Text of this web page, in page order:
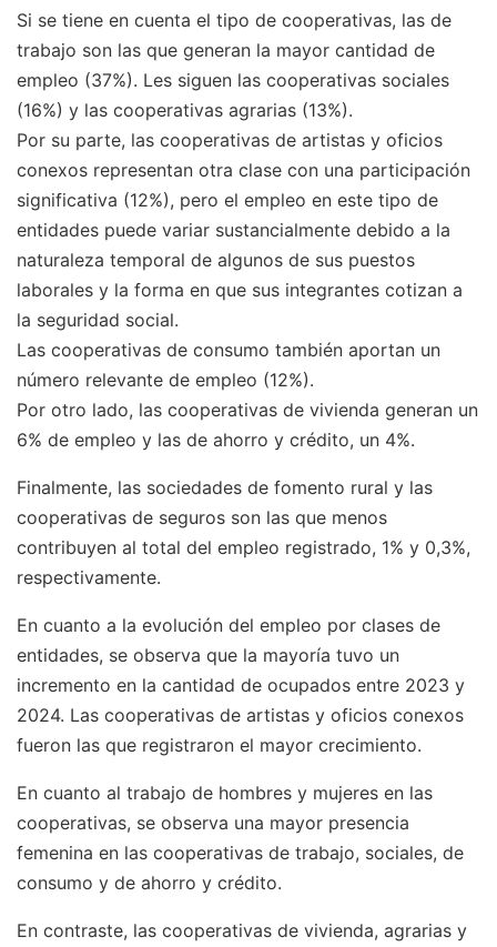
Si se tiene en cuenta el tipo de cooperativas, las de
trabajo son las que generan la mayor cantidad de
empleo (37%). Les siguen las cooperativas sociales
(16%) y las cooperativas agrarias (13%).
Por su parte, las cooperativas de artistas y oficios
conexos representan otra clase con una participación
significativa (12%), pero el empleo en este tipo de
entidades puede variar sustancialmente debido a la
naturaleza temporal de algunos de sus puestos
laborales y la forma en que sus integrantes cotizan a
la seguridad social.
Las cooperativas de consumo también aportan un
número relevante de empleo (12%).
Por otro lado, las cooperativas de vivienda generan un
6% de empleo y las de ahorro y crédito, un 4%.
Finalmente, las sociedades de fomento rural y las
cooperativas de seguros son las que menos
contribuyen al total del empleo registrado, 1% y 0,3%,
respectivamente.
En cuanto a la evolución del empleo por clases de
entidades, se observa que la mayoría tuvo un
incremento en la cantidad de ocupados entre 2023 y
2024. Las cooperativas de artistas y oficios conexos
fueron las que registraron el mayor crecimiento.
En cuanto al trabajo de hombres y mujeres en las
cooperativas, se observa una mayor presencia
femenina en las cooperativas de trabajo, sociales, de
consumo y de ahorro y crédito.
En contraste, las cooperativas de vivienda, agrarias y